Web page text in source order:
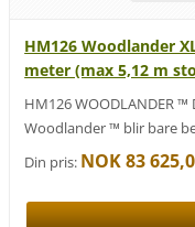
HM126 Woodlander
meter (max 5,12 m
HM126 WOODLANDER
Woodlander ™ blir bare
Din pris: NOK 83